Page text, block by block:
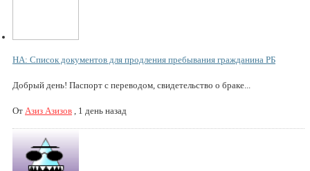
НА: Список документов для продления пребывания гражданина РБ
Добрый день! Паспорт с переводом, свидетельство о браке...
От Азиз Азизов 1 день назад